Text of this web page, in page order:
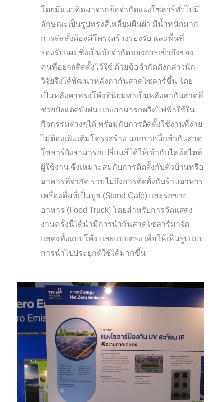
โดยมีแนวคิดมาจากข้อจำกัดแผงโซลาร์ทั่วไปมี
ลักษณะเป็นรูปทรงสี่เหลี่ยมผืนผ้า มีน้ำหนักมาก
การติดตั้งต้องมีโครงสร้างรองรับ และพื้นที่
รองรับแผง ซึ่งเป็นข้อจำกัดของการเข้าถึงของ
คนที่อยากติดตั้งไว้ใช้ ด้วยข้อจำกัดดังกล่าวนัก
วิจัยจึงได้พัฒนาหลังคากันสาดโซลาร์ขึ้น โดย
เป็นหลังคาทรงโค้งที่นิยมทำเป็นหลังคากันสาดที่
ช่วยบังแดดบังฝน และสามารถผลิตไฟฟ้าใช้ใน
กิจกรรมต่างๆได้ พร้อมกับการติดตั้งใช้งานที่ง่าย
ไม่ต้องเพิ่มเติมโครงสร้าง นอกจากนี้แล้วกันสาด
โซลาร์ยังสามารถเปลี่ยนสีได้ให้เข้ากับไลฟ์สไตล์
ผู้ใช้งาน ซึ่งเหมาะสมกับการติดตั้งกับตัวบ้านหรือ
อาคารที่จำกัด รวมไปถึงการติดตั้งกับร้านอาหาร
เครื่องดื่มที่เป็นบูธ (Stand Café) และรถขาย
อาหาร (Food Truck) โดยสำหรับการจัดแสดง
งานครั้งนี้ได้นำมีการนำกันสาดโซลาร์มาจัด
แสดงทั้งแบบโค้ง และแบบตรง เพื่อให้เห็นรูปแบบ
การนำไปประยุกต์ใช้ได้มากขึ้น